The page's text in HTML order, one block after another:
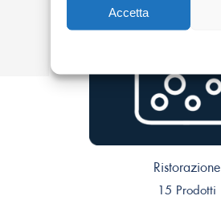
Accetta
Ristorazione
15 Prodotti